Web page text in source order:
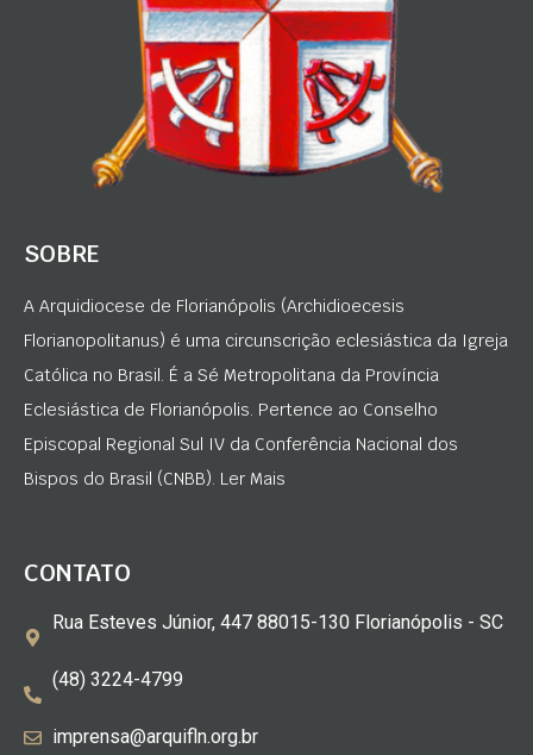
SOBRE
A Arquidiocese de Florianópolis (Archidioecesis
Florianopolitanus) é uma circunscrição eclesiástica da Igreja
Católica no Brasil. É a Sé Metropolitana da Província
Eclesiástica de Florianópolis. Pertence ao Conselho
Episcopal Regional Sul IV da Conferência Nacional dos
Bispos do Brasil (CNBB). Ler Mais
CONTATO
Rua Esteves Júnior, 447 88015-130 Florianópolis - SC
(48) 3224-4799
imprensa@arquifln.org.br